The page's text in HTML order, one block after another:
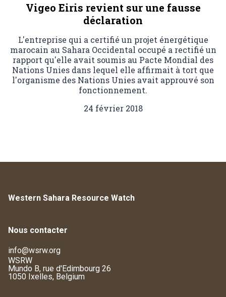
Vigeo Eiris revient sur une fausse
déclaration
L'entreprise qui a certifié un projet énergétique
marocain au Sahara Occidental occupé a rectifié un
rapport qu'elle avait soumis au Pacte Mondial des
Nations Unies dans lequel elle affirmait à tort que
l'organisme des Nations Unies avait approuvé son
fonctionnement.
24 février 2018
Western Sahara Resource Watch
Nous contacter
info@wsrw.org
WSRW
Mundo B, rue d'Edimbourg 26
1050 Ixelles, Belgium